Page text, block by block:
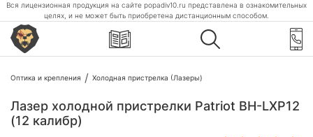
Вся лицензионная продукция на сайте popadiv10.ru представлена в ознакомительных
целях, и не может быть приобретена дистанционным способом.
Оптика и крепления Холодная пристрелка (Лазеры)
Лазер холодной пристрелки Patriot BH-LXP12
(12 калибр)